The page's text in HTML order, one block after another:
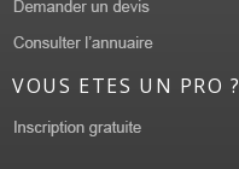
VOUS ETES UN PRO ?